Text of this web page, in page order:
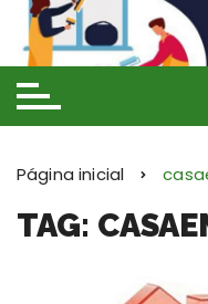
para
o
conteúdo
Página inicial
TAG: